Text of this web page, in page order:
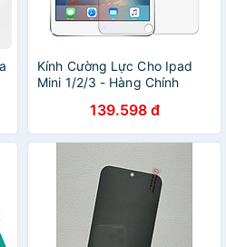
Kính Cường Lực Cho Ipad
Mini 1/2/3 - Hàng Chính
139.598 đ